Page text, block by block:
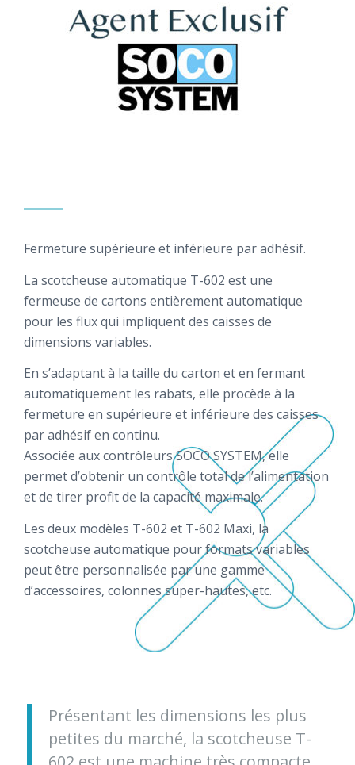
Fermeture supérieure et inférieure par adhésif.
La scotcheuse automatique T-602 est une
fermeuse de cartons entièrement automatique
pour les flux qui impliquent des caisses de
dimensions variables.
En s’adaptant à la taille du carton et en fermant
automatiquement les rabats, elle procède à la
fermeture en supérieure et inférieure des caisses
par adhésif en continu.
Associée aux contrôleurs SOCO SYSTEM, elle
permet d’obtenir un contrôle total de l’alimentation
et de tirer profit de la capacité maximale.
Les deux modèles T-602 et T-602 Maxi, la
scotcheuse automatique pour formats variables
peut être personnalisée par une gamme
d’accessoires, colonnes super-hautes, etc.
Présentant les dimensions les plus
petites du marché, la scotcheuse T-